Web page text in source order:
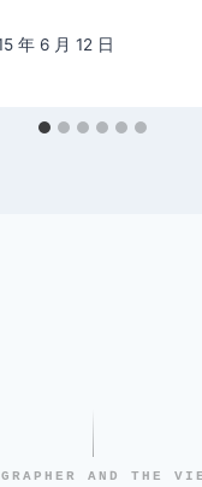
年 6 月 12 日
AND THE